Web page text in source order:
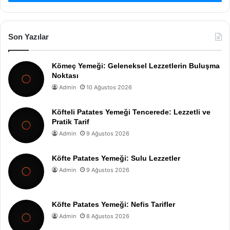
Son Yazılar
Kömeç Yemeği: Geleneksel Lezzetlerin Buluşma
Noktası
Admin 10 Ağustos 2026
Köfteli Patates Yemeği Tencerede: Lezzetli ve
Pratik Tarif
Admin 9 Ağustos 2026
Köfte Patates Yemeği: Sulu Lezzetler
Admin 9 Ağustos 2026
Köfte Patates Yemeği: Nefis Tarifler
Admin 8 Ağustos 2026